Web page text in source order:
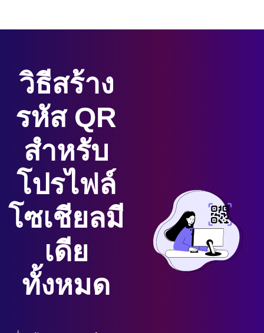
วิธีสร้าง
รหัส QR
สำหรับ
โปรไฟล์
โซเชียลมี
เดีย
ทั้งหมด